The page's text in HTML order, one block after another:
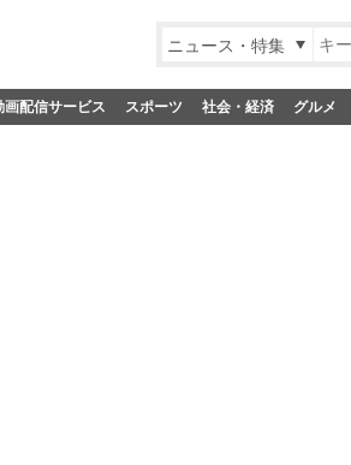
ニュース・特集
画配信サービス スポーツ 社会・経済 グルメ